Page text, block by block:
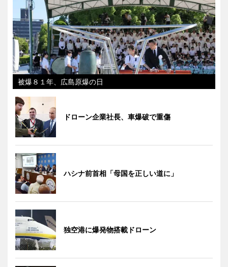
被爆８１年、広島原爆の日
ドローン企業社長、車爆破で重傷
ハシナ前首相「母国を正しい道に」
独空港に爆発物搭載ドローン